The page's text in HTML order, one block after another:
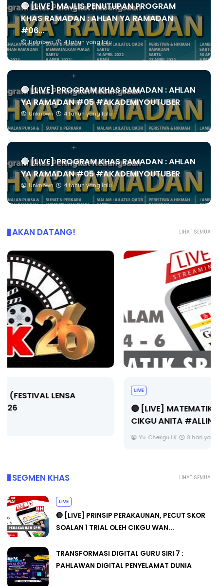
🔴 [LIVE] MAJLIS PENUTUPAN PROGRAM
KHAS RAMADAN : AHLAN YA RAMADAN
#06...
Unknown 4 tahun yang lalu
🔴 [LIVE] PROGRAM KHAS RAMADAN : AHLAN
YA RAMADAN #05 #AKADEMIYOUTUBER
Unknown 4 tahun yang lalu
🔴 [LIVE] PROGRAM KHAS RAMADAN : AHLAN
YA RAMADAN #05 #AKADEMIYOUTUBER
Unknown 4 tahun yang lalu
LIHAT SEMUA
AKAN DATANG!
🔴 [LIVE] MATEMATIK SR, WANG TAHUN 6 OLEH
CIKGU ANITA #ALLINONE #141 #...
LIHAT SEMUA
SEGMEN KHAS
LIVE
🔴 [LIVE] PRINSIP PERAKAUNAN, PECUT SKOR
SOALAN 1 TRIAL OLEH CIKGU WAN...
TRANSFORMASI DIGITAL GURU SIRI 7 :
PAHLAWAN DIGITAL PENYELAMAT DUNIA